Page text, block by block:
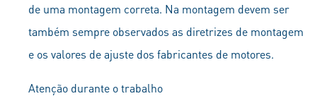
de uma montagem correta. Na montagem devem ser
também sempre observados as diretrizes de montagem
e os valores de ajuste dos fabricantes de motores.
Atenção durante o trabalho